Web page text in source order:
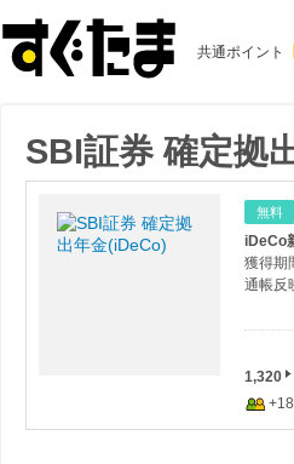
共通ポイント
SBI証券 確定拠
無料
iDeCo
獲得期
通帳反
1,320